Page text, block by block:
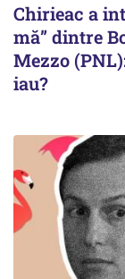
Chirieac a
mă” dintre
Mezzo
iau?